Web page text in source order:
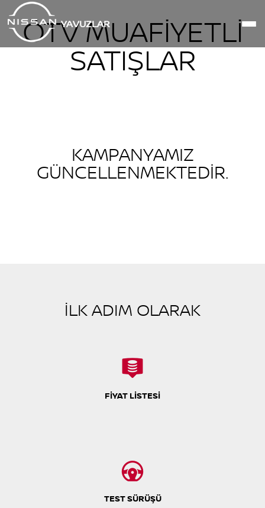
YAVUZLAR
ÖTV MUAFİYETLİ
SATIŞLAR
KAMPANYAMIZ
GÜNCELLENMEKTEDİR.
İLK ADIM OLARAK
FİYAT LİSTESİ
TEST SÜRÜŞÜ